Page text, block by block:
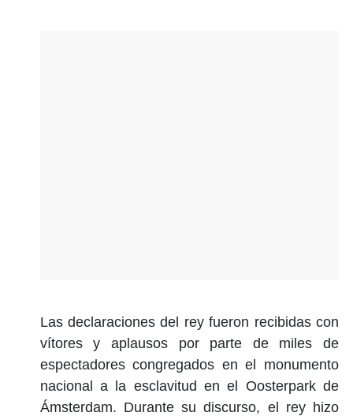
Las declaraciones del rey fueron recibidas con
vítores y aplausos por parte de miles de
espectadores congregados en el monumento
nacional a la esclavitud en el Oosterpark de
Ámsterdam. Durante su discurso, el rey hizo